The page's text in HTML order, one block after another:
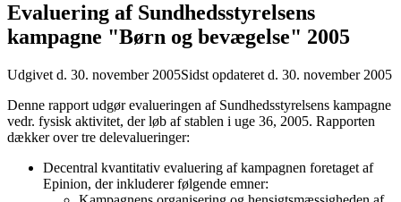
Evaluering af Sundhedsstyrelsens
kampagne "Børn og bevægelse" 2005
Udgivet d. 30. november 2005Sidst opdateret d. 30. november 2005
Denne rapport udgør evalueringen af Sundhedsstyrelsens kampagne
vedr. fysisk aktivitet, der løb af stablen i uge 36, 2005. Rapporten
dækker over tre delevalueringer:
Decentral kvantitativ evaluering af kampagnen foretaget af
Epinion, der inkluderer følgende emner: